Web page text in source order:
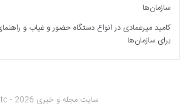
سازمان‌ها
کامید میرعمادی درانواع دستگاه حضور و غیاب و
برای سازمان‌ها
سایت مجله و خبری patc - 2026